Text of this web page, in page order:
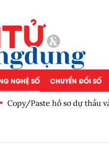
NGHỆ SỐ CHUYỂN ĐỔI SỐ
Copy/Paste hồ sơ dự thầu